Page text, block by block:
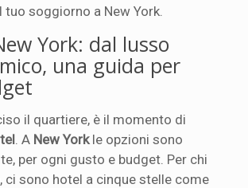
soggiorno a New York.
York: dal lusso
una guida per
il quartiere, è il momento di
. A New Yorkle opzioni sono
per ogni gusto e budget. Per chi
ci sono hotel a cinque stelle come